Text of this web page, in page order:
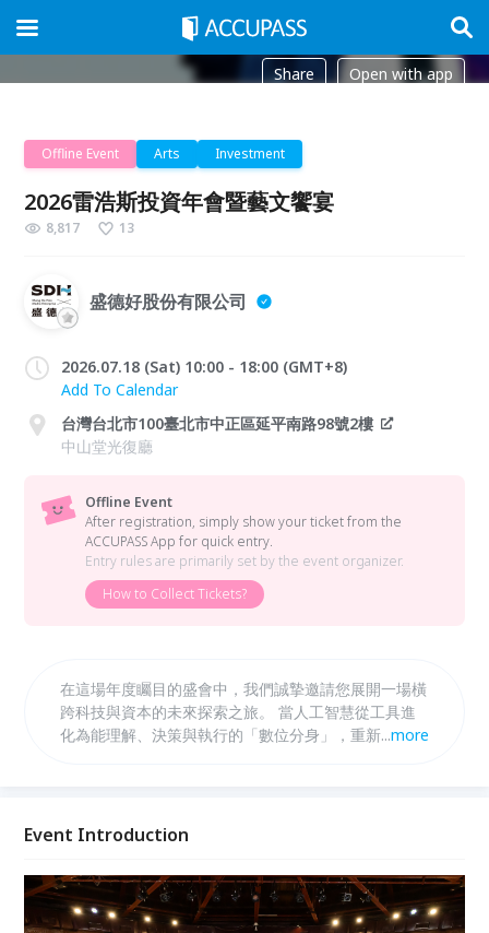
Share Open with app
Offline Event Arts Investment
2026雷浩斯投資年會暨藝文饗宴
8,817 13
盛德好股份有限公司
2026.07.18 (Sat) 10:00 - 18:00 (GMT+8)
Add To Calendar
台灣台北市100臺北市中正區延平南路98號2樓
中山堂光復廳
Offline Event
After registration, simply show your ticket from the
ACCUPASS App for quick entry.
Entry rules are primarily set by the event organizer.
How to Collect Tickets?
在這場年度矚目的盛會中，我們誠摯邀請您展開一場橫
跨科技與資本的未來探索之旅。 當人工智慧從工具進
化為能理解、決策與執行的「數位分身」，重新定義生
演關鍵角色。 在爵士樂、佳餚與交流之中，這不僅是
對話。
...more
Event Introduction